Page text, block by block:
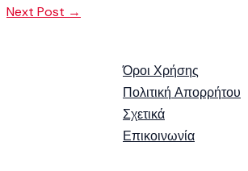
Next Post →
Όροι Χρήσης
Πολιτική Απορρήτου
Σχετικά
Επικοινωνία